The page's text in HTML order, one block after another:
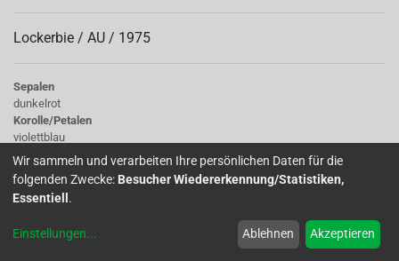
Lockerbie / AU / 1975
Sepalen
dunkelrot
Korolle/Petalen
violettblau
Knospe/Blüte
gefüllt, gross
Wuchs
stehend
Wir sammeln und verarbeiten Ihre persönlichen Daten für die
folgenden Zwecke: Besucher Wiedererkennung/Statistiken,
Essentiell .
Einstellungen... Ablehnen Akzeptieren